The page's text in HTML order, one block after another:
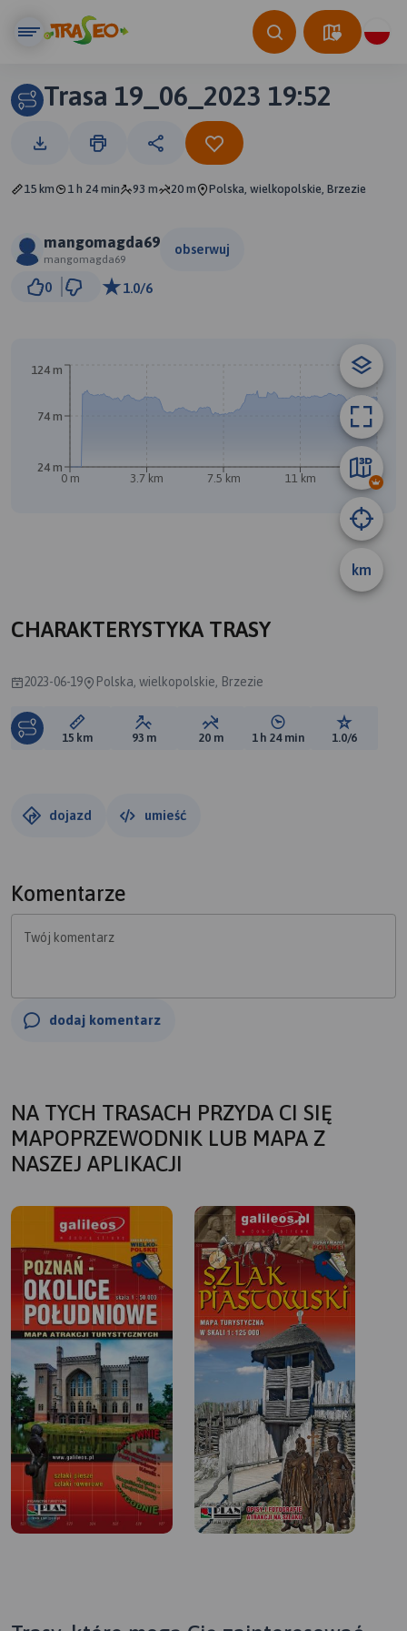
Trasa 19_06_2023 19:52
15 km 1 h 24 min 93 m 20 m Polska, wielkopolskie, Brzezie
mangomagda69
mangomagda69
obserwuj
0 1.0/6
km
0 m 3.7 km 7.5 km 11 km 15 km
24 m
74 m
124 m
CHARAKTERYSTYKA TRASY
2023-06-19 Polska, wielkopolskie, Brzezie
Długość trasy:
15 km Suma przewyższeń:
93 m Suma spadków:
20 m Średni czas potrzebny
1 h 24 min Ocena
1.0/6
dojazd umieść
Komentarze
Twój komentarz
dodaj komentarz
NA TYCH TRASACH PRZYDA CI SIĘ
MAPOPRZEWODNIK LUB MAPA Z
NASZEJ APLIKACJI